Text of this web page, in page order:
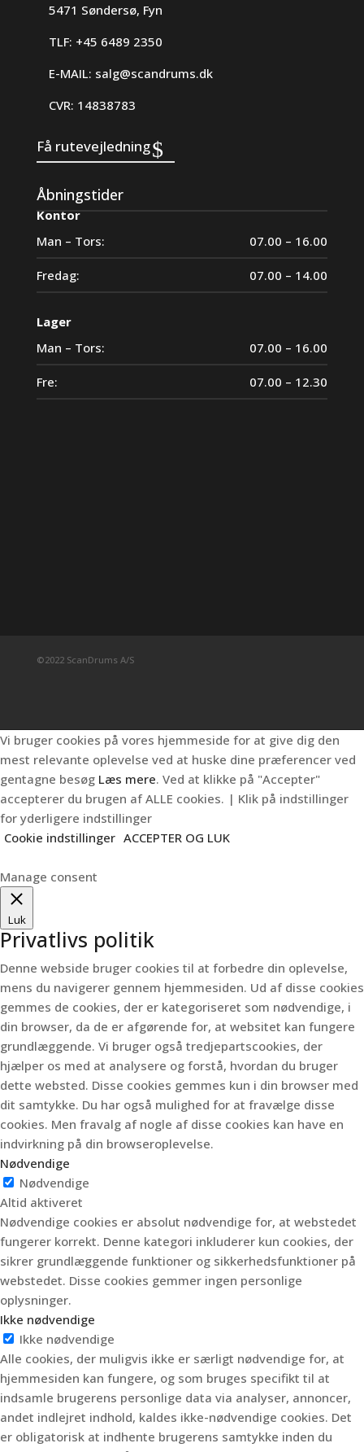
5471 Søndersø, Fyn
TLF: +45 6489 2350
E-MAIL: salg@scandrums.dk
CVR: 14838783
Få rutevejledning
Åbningstider
Kontor
Man – Tors:
07.00 – 16.00
Fredag: 07.00 – 14.00
Lager
Man – Tors:
07.00 – 16.00
Fre: 07.00 – 12.30
©2022 ScanDrums A/S
Vi bruger cookies på vores hjemmeside for at give dig den
mest relevante oplevelse ved at huske dine præferencer ved
gentagne besøg Læs mere. Ved at klikke på "Accepter"
accepterer du brugen af ALLE cookies. | Klik på indstillinger
for yderligere indstillinger
Cookie indstillinger ACCEPTER OG LUK
Manage consent
Luk
Privatlivs politik
Denne webside bruger cookies til at forbedre din oplevelse,
mens du navigerer gennem hjemmesiden. Ud af disse cookies
gemmes de cookies, der er kategoriseret som nødvendige, i
din browser, da de er afgørende for, at websitet kan fungere
grundlæggende. Vi bruger også tredjepartscookies, der
hjælper os med at analysere og forstå, hvordan du bruger
dette websted. Disse cookies gemmes kun i din browser med
dit samtykke. Du har også mulighed for at fravælge disse
cookies. Men fravalg af nogle af disse cookies kan have en
indvirkning på din browseroplevelse.
Nødvendige
Nødvendige
Altid aktiveret
Nødvendige cookies er absolut nødvendige for, at webstedet
fungerer korrekt. Denne kategori inkluderer kun cookies, der
sikrer grundlæggende funktioner og sikkerhedsfunktioner på
webstedet. Disse cookies gemmer ingen personlige
oplysninger.
Ikke nødvendige
Ikke nødvendige
Alle cookies, der muligvis ikke er særligt nødvendige for, at
hjemmesiden kan fungere, og som bruges specifikt til at
indsamle brugerens personlige data via analyser, annoncer,
andet indlejret indhold, kaldes ikke-nødvendige cookies. Det
er obligatorisk at indhente brugerens samtykke inden du